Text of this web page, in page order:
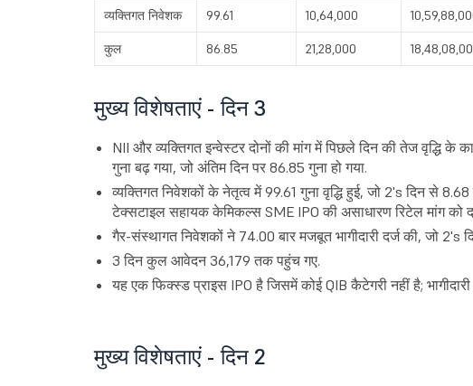
व्यक्तिगत निवेशक 99.61 10,64,000
कुल 86.85 21,28,000
मुख्य विशेषताएं - दिन 3
NII और व्यक्तिगत इन्वेस्टर दोनों की मांग में पिछले दिन की तेज वृद्धि
गुना बढ़ गया, जो अंतिम दिन पर 86.85 गुना हो गया.
व्यक्तिगत निवेशकों के नेतृत्व में 99.61 गुना वृद्धि हुई, जो 2's दिन से
टेक्सटाइल सहायक केमिकल्स SME IPO की असाधारण रिटेल मांग को
गैर-संस्थागत निवेशकों ने 74.00 बार मजबूत भागीदारी दर्ज की, जो 2's
3 दिन कुल आवेदन 36,179 तक पहुंच गए.
यह एक फिक्स्ड प्राइस IPO है जिसमें कोई QIB कैटेगरी नहीं है;
मुख्य विशेषताएं - दिन 2